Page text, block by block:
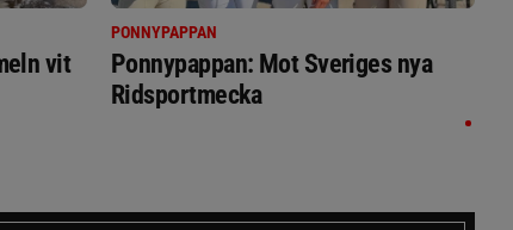
vit
PONNYPAPPAN
Ponnypappan: Mot Sveriges nya
Ridsportmecka